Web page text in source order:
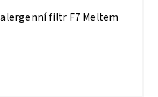
filtr F7 Meltem